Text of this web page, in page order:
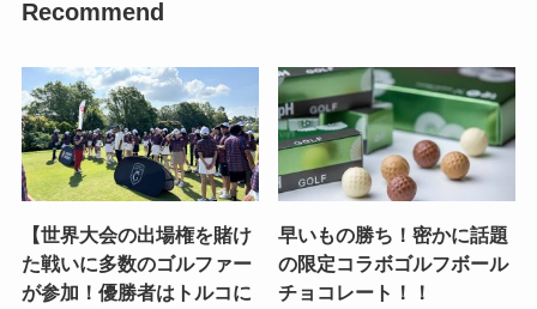
Recommend
【世界大会の出場権を賭け
た戦いに多数のゴルファー
が参加！優勝者はトルコに
早いもの勝ち！密かに話題
の限定コラボゴルフボール
チョコレート！！